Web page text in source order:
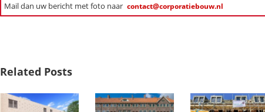
Mail dan uw bericht met foto naar contact@corporatiebouw.nl
Related Posts